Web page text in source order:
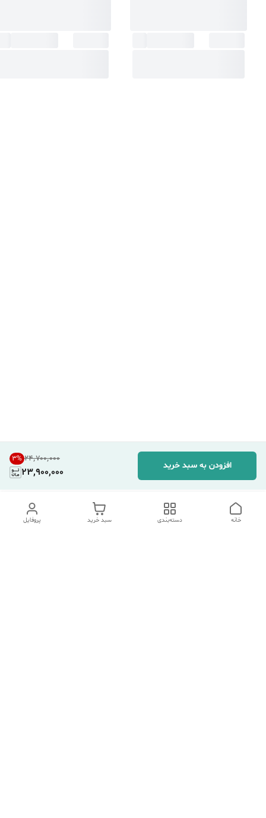
۲۴٬۷۰۰٬۰۰۰ 3%
23,900,000
افزودن به سبد خرید
پروفایل سبد خرید دسته‌بندی خانه